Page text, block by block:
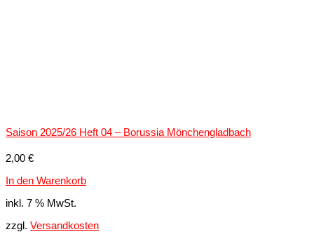
Saison 2025/26 Heft 04 – Borussia Mönchengladbach
2,00 €
In den Warenkorb
inkl. 7 % MwSt.
zzgl. Versandkosten